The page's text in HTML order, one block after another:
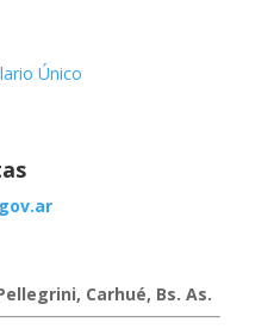
Único
Carhué, Bs. As.